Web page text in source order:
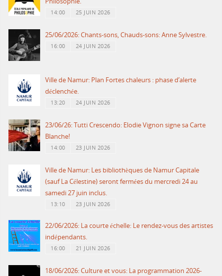
14:00 25 JUIN 2026
25/06/2026: Chants-sons, Chauds-sons: Anne Sylvestre.
16:00 24 JUIN 2026
Ville de Namur: Plan Fortes chaleurs : phase d’alerte
déclenchée.
13:20 24 JUIN 2026
23/06/26: Tutti Crescendo: Elodie Vignon signe sa Carte
Blanche!
14:00 23 JUIN 2026
Ville de Namur: Les bibliothèques de Namur Capitale
(sauf La Célestine) seront fermées du mercredi 24 au
samedi 27 juin inclus.
13:10 23 JUIN 2026
22/06/2026: La courte échelle: Le rendez-vous des artistes
indépendants.
16:00 21 JUIN 2026
18/06/2026: Culture et vous: La programmation 2026-